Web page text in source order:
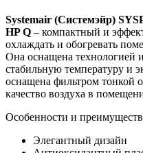
Systemair (Системэйр)
HP Q – компактный и
охлаждать и обогревать
Она оснащена технологией
стабильную температуру и
оснащена фильтром тонкой
качество воздуха в
Особенности и
Элегантный дизайн